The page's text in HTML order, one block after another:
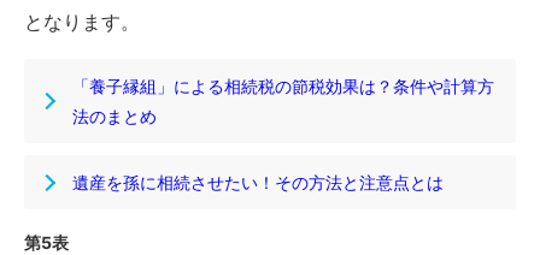
となります。
「養子縁組」による相続税の節税効果は？条件や計算方
法のまとめ
遺産を孫に相続させたい！その方法と注意点とは
第5表